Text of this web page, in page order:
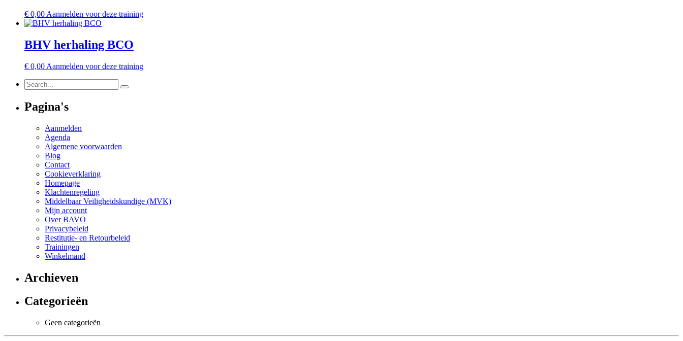
€ 0,00 Aanmelden voor deze training
BHV herhaling BCO
€ 0,00 Aanmelden voor deze training
Pagina's
Aanmelden
Agenda
Algemene voorwaarden
Blog
Contact
Cookieverklaring
Homepage
Klachtenregeling
Middelbaar Veiligheidskundige (MVK)
Mijn account
Over BAVO
Privacybeleid
Restitutie- en Retourbeleid
Trainingen
Winkelmand
Archieven
Categorieën
Geen categorieën